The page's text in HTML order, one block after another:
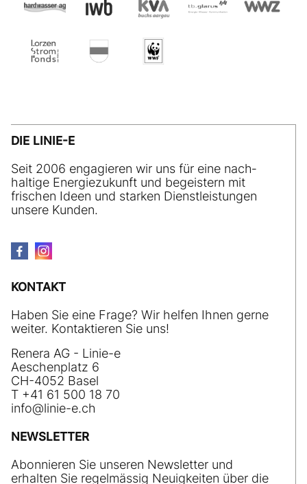
DIE LINIE-E
Seit 2006 engagieren wir uns für eine nach­
haltige Energiezukunft und begeistern mit
frischen Ideen und starken Dienstleistungen
unsere Kunden.
KONTAKT
Haben Sie eine Frage? Wir helfen Ihnen gerne
weiter. Kontaktieren Sie uns!
Renera AG - Linie-e
Aeschenplatz 6
CH-4052 Basel
T +41 61 500 18 70
nf
l n - ch
NEWSLETTER
Abonnieren Sie unseren Newsletter und
erhalten Sie regelmässig Neuigkeiten über die